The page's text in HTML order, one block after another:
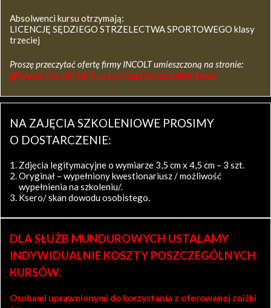
Absolwenci kursu otrzymają:
LICENCJĘ SĘDZIEGO STRZELECTWA SPORTOWEGO klasy
trzeciej
Proszę przeczytać ofertę firmy INCOLT umieszczoną na stronie:
www.incolt.pl/kursy/sedzia-strzelectwa/
NA ZAJĘCIA SZKOLENIOWE PROSIMY
O DOSTARCZENIE:
Zdjęcia legitymacyjne o wymiarze 3,5 cm x 4,5 cm – 3 szt.
Oryginał – wypełniony kwestionariusz / możliwość
wypełnienia na szkoleniu/.
Ksero/ skan dowodu osobistego.
DLA SŁUŻB MUNDUROWYCH USTALAMY
INDYWIDUALNIE KOSZTY POSZCZEGÓLNYCH
KURSÓW.
Osobami uprawnionymi do korzystania z oferowanej zniżki